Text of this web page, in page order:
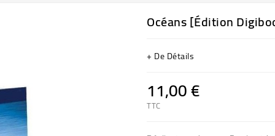
Océans [Édition
+ De Détails
11,00 €
TTC